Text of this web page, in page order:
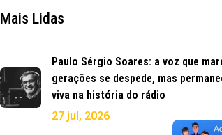
Mais Lidas
Paulo Sérgio Soares: a voz que
gerações se despede, mas
viva na história do rádio
27 jul, 2026